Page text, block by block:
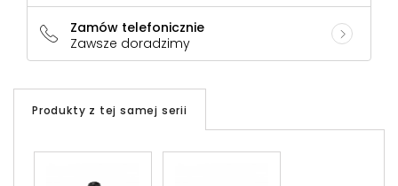
Zamów telefonicznie
Zawsze doradzimy
Produkty z tej samej serii